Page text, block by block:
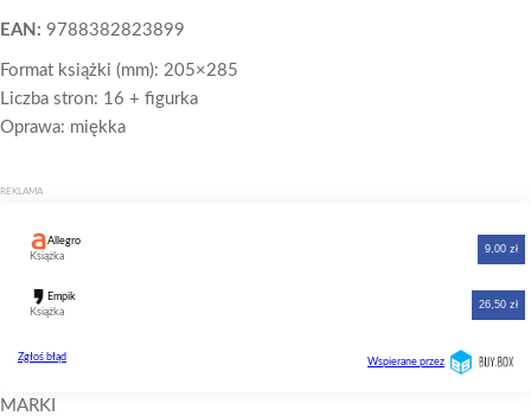
EAN: 9788382823899
Format książki (mm): 205×285
Liczba stron: 16 + figurka
Oprawa: miękka
MARKI